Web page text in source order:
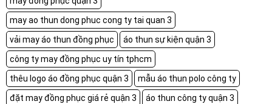
may ao thun dong phuc cong ty tai quan 3
vải may áo thun đồng phục
áo thun sự kiện quận 3
công ty may đồng phục uy tín tphcm
thêu logo áo đồng phục quận 3
mẫu áo thun polo công ty
đặt may đồng phục giá rẻ quận 3
áo thun công ty quận 3